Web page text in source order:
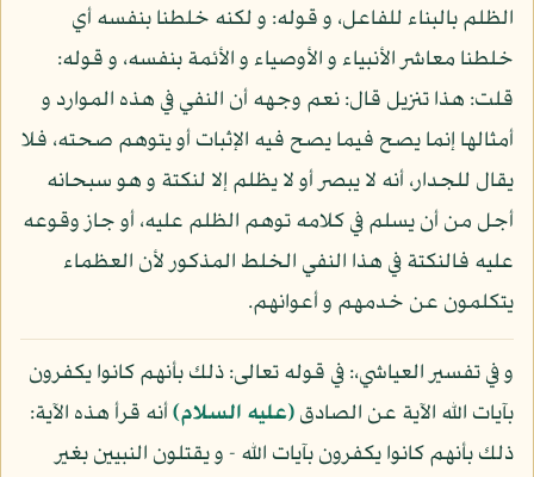
الظلم بالبناء للفاعل، و قوله: و لكنه خلطنا بنفسه أي
خلطنا معاشر الأنبياء و الأوصياء و الأئمة بنفسه، و قوله:
قلت: هذا تنزيل قال: نعم وجهه أن النفي في هذه الموارد و
أمثالها إنما يصح فيما يصح فيه الإثبات أو يتوهم صحته، فلا
يقال للجدار، أنه لا يبصر أو لا يظلم إلا لنكتة و هو سبحانه
أجل من أن يسلم في كلامه توهم الظلم عليه، أو جاز وقوعه
عليه فالنكتة في هذا النفي الخلط المذكور لأن العظماء
يتكلمون عن خدمهم و أعوانهم.
و في تفسير العياشي،: في قوله تعالى: ذلك بأنهم كانوا يكفرون
بآيات الله الآية عن الصادق(عليه السلام)أنه قرأ هذه الآية:
ذلك بأنهم كانوا يكفرون بآيات الله - و يقتلون النبيين بغير